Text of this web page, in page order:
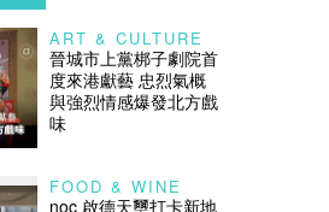
ART & CULTURE
晉城市上黨梆子劇院首
度來港獻藝 忠烈氣概
與強烈情感爆發北方戲
味
FOOD & WINE
noc 啟德天璽打卡新地